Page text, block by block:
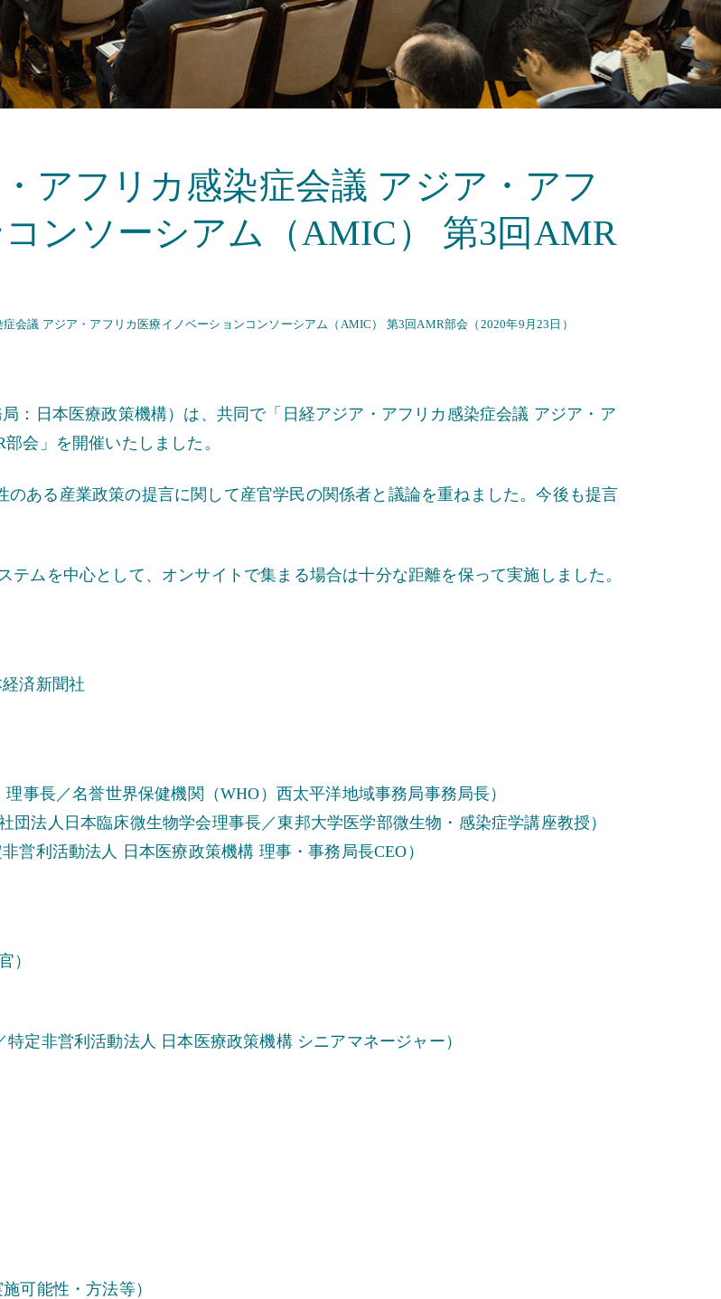
アフリカ感染症会議 アジア・アフ
ンソーシアム（AMIC） 第3回AMR
会議 アジア・アフリカ医療イノベーションコンソーシアム（AMIC） 第3回AMR部会（2020年9月23日）
：日本医療政策機構）は、共同で「日経アジア・アフリカ感染症会議 アジア・ア
会」を開催いたしました。
ある産業政策の提言に関して産官学民の関係者と議論を重ねました。今後も提言
ムを中心として、オンサイトで集まる場合は十分な距離を保って実施しました。
済新聞社
事長／名誉世界保健機関（WHO）西太平洋地域事務局事務局長）
団法人日本臨床微生物学会理事長／東邦大学医学部微生物・感染症学講座教授）
営利活動法人 日本医療政策機構 理事・事務局長CEO）
）
定非営利活動法人 日本医療政策機構 シニアマネージャー）
可能性・方法等）